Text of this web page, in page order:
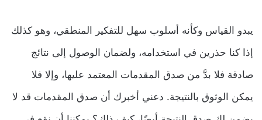
يبدو القياس وكأنه أسلوب سهل للتفكير المنطقي، وهو كذلك
إذا كنا حذرين في استخدامه، ولضمان الوصول إلى نتائج
صادقة فلا بدَّ من صدق المقدمات المعتمد عليها، وإلا فلا
يمكن الوثوق بالنتيجة. دعني أخبرك أن صدق المقدمات قد لا